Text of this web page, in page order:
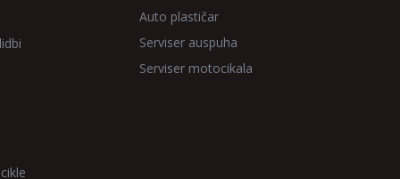
Auto plastičar
Serviser auspuha
Serviser motocikala